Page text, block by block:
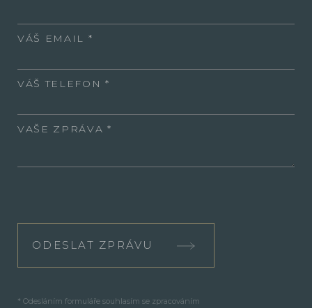
VÁŠ EMAIL
VÁŠ TELEFON
VAŠE ZPRÁVA
ODESLAT ZPRÁVU
* Odesláním formuláře souhlasím se zpracováním